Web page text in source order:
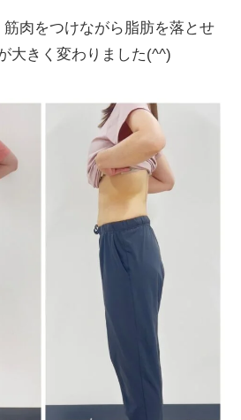
肉をつけながら脂肪を落とせ
大きく変わりました(^^)